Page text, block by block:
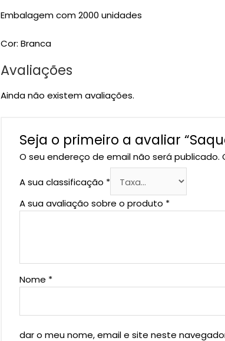
Embalagem com 2000 unidades
Cor: Branca
Avaliações
Ainda não existem avaliações.
Seja o primeiro a avaliar
O seu endereço de email não será publicado.
A sua classificação *
A sua avaliação sobre o produto *
Nome *
dar o meu nome, email e site neste